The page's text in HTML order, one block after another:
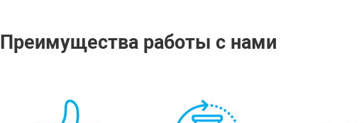
Преимущества работы с нами